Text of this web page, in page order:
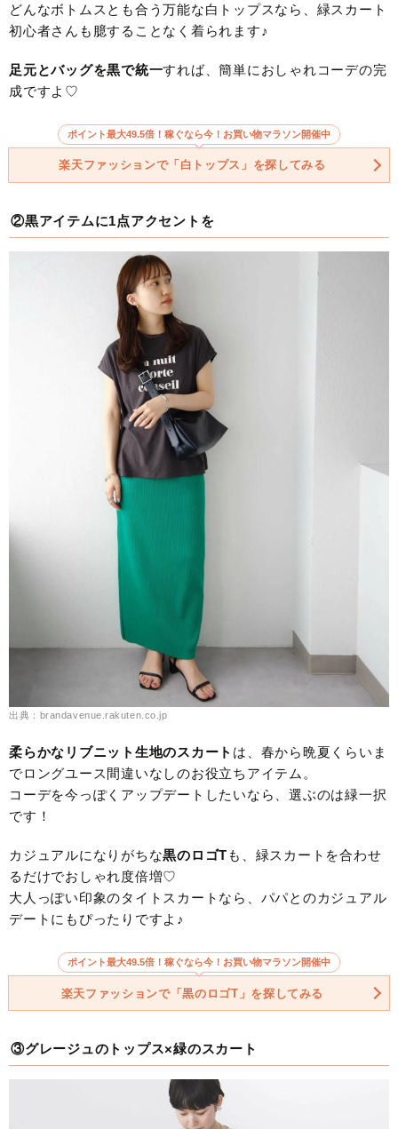
どんなボトムスとも合う万能な白トップスなら、緑スカート
初心者さんも臆することなく着られます♪
足元とバッグを黒で統一すれば、簡単におしゃれコーデの完
成ですよ♡
ポイント最大49.5倍！稼ぐなら今！お買い物マラソン開催中
楽天ファッションで「白トップス」を探してみる
②黒アイテムに1点アクセントを
出典：brandavenue.rakuten.co.jp
柔らかなリブニット生地のスカート は、春から晩夏くらいま
でロングユース間違いなしのお役立ちアイテム。
コーデを今っぽくアップデートしたいなら、選ぶのは緑一択
です！
カジュアルになりがちな黒のロゴTも、緑スカートを合わせ
るだけでおしゃれ度倍増♡
大人っぽい印象のタイトスカートなら、パパとのカジュアル
デートにもぴったりですよ♪
ポイント最大49.5倍！稼ぐなら今！お買い物マラソン開催中
楽天ファッションで「黒のロゴT」を探してみる
③グレージュのトップス×緑のスカート